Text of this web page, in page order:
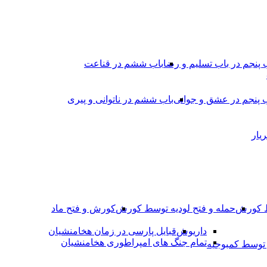
پنجم در باب تسلیم و رضاباب ششم در قناعت
پنجم در عشق و جوانىباب ششم در ناتوانى و پیرى
کورشحمله و فتح لودیه توسط کورشکورش و فتح ماد
کمبوجیه
داریوشقبایل پارسی در زمان هخامنشیان
تمام جنگ های امپراطوری هخامنشیان